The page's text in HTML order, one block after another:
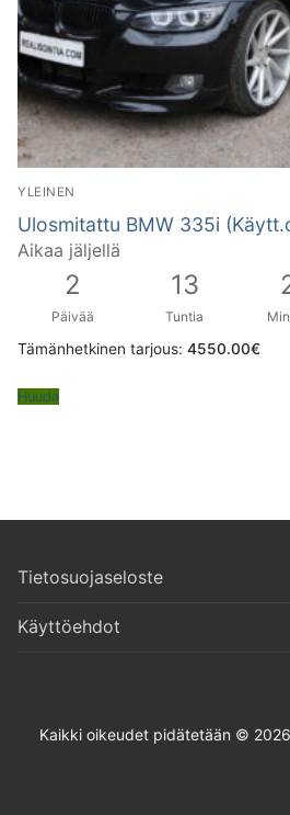
YLEINEN
Ulosmitattu BMW 335i
Aikaa jäljellä
2
Päivää
13
Tuntia
Tämänhetkinen tarjous: 4550.00€
Huuda
Tietosuojaseloste
Käyttöehdot
Kaikki oikeudet pidätetään ©